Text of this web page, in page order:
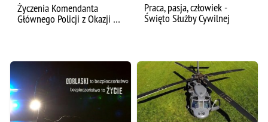
Życzenia Komendanta
Głównego Policji z Okazji …
Praca, pasja, człowiek -
Święto Służby Cywilnej